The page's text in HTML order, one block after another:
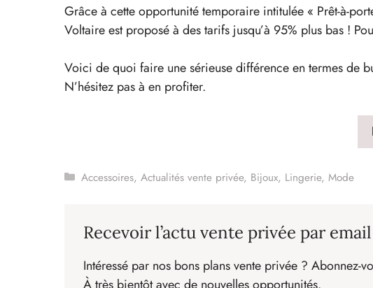
Grâce à cette opportunité temporaire intitulée « Prêt-à-
Voltaire est proposé à des tarifs jusqu’à 95% plus bas !
Voici de quoi faire une sérieuse différence en termes de
N’hésitez pas à en profiter.
Catégories
Accessoires,Actualités vente privée, Bijoux, Lingerie,Mode
Recevoir l’actu vente privée par email
Intéressé par nos bons plans vente privée ?
À très bientôt avec de nouvelles opportunités.